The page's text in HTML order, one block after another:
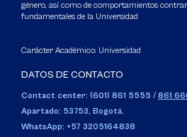
género, así como de comportamientos
fundamentales de la Universidad
Carácter Académico: Universidad
DATOS DE CONTACTO
Contact center: (601) 861 5555 / 861
Apartado: 53753, Bogotá.
WhatsApp: +57 3205164838